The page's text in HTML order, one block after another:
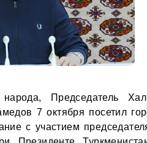
Председатель
7 октября посетил
с участием